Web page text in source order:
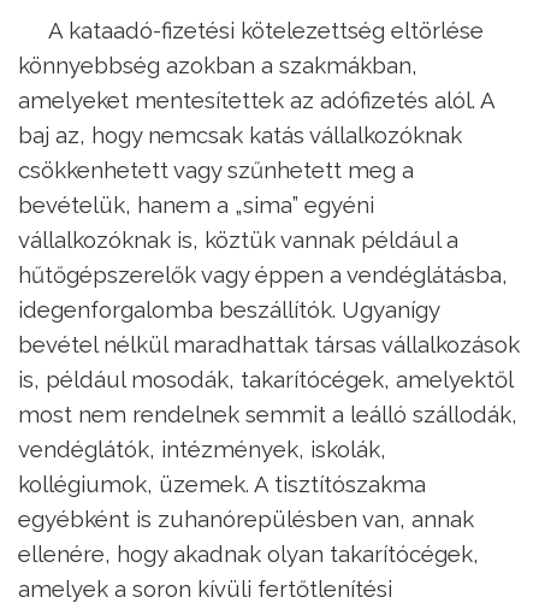
A kataadó-fizetési kötelezettség eltörlése
könnyebbség azokban a szakmákban,
amelyeket mentesítettek az adófizetés alól. A
baj az, hogy nemcsak katás vállalkozóknak
csökkenhetett vagy szűnhetett meg a
bevételük, hanem a „sima” egyéni
vállalkozóknak is, köztük vannak például a
hűtőgépszerelők vagy éppen a vendéglátásba,
idegenforgalomba beszállítók. Ugyanígy
bevétel nélkül maradhattak társas vállalkozások
is, például mosodák, takarítócégek, amelyektől
most nem rendelnek semmit a leálló szállodák,
vendéglátók, intézmények, iskolák,
kollégiumok, üzemek. A tisztítószakma
egyébként is zuhanórepülésben van, annak
ellenére, hogy akadnak olyan takarítócégek,
amelyek a soron kívüli fertőtlenítési